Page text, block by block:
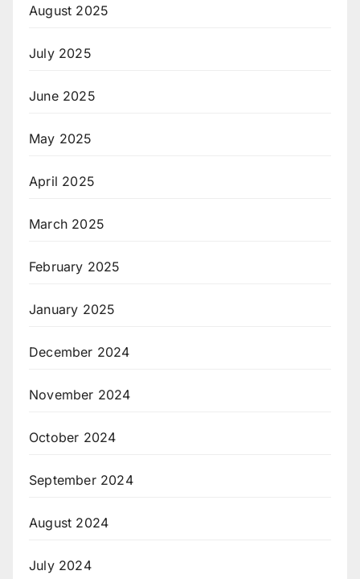
August 2025
July 2025
June 2025
May 2025
April 2025
March 2025
February 2025
January 2025
December 2024
November 2024
October 2024
September 2024
August 2024
July 2024